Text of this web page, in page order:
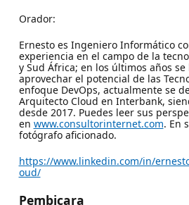
Orador:
Ernesto es Ingeniero Informático
experiencia en el campo de la
y Sud África; en los últimos años
aprovechar el potencial de las
enfoque DevOps, actualmente se
Arquitecto Cloud en Interbank,
desde 2017. Puedes leer sus
en www.consultorinternet.com. En
fotógrafo aficionado.
https://www.linkedin.com/in/
oud/
Pembicara